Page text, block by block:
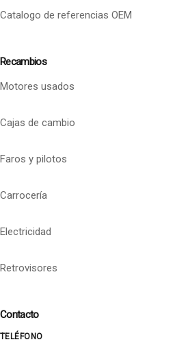
Catalogo de referencias OEM
Recambios
Motores usados
Cajas de cambio
Faros y pilotos
Carrocería
Electricidad
Retrovisores
Contacto
TELÉFONO